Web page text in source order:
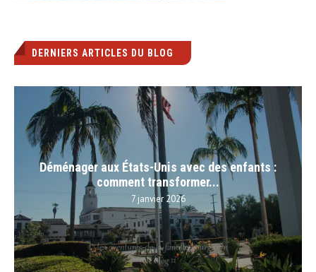
DERNIERS ARTICLES DU BLOG
Déménager aux États-Unis avec des enfants :
comment transformer...
7 janvier 2026